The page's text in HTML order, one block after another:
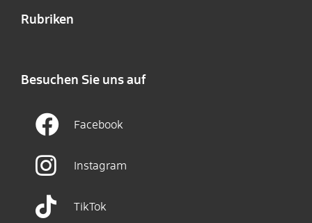
Rubriken
Besuchen Sie uns auf
Facebook
Instagram
TikTok